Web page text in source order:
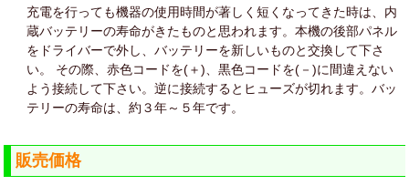
充電を行っても機器の使用時間が著しく短くなってきた時は、内
蔵バッテリーの寿命がきたものと思われます。本機の後部パネル
をドライバーで外し、バッテリーを新しいものと交換して下さ
い。 その際、赤色コードを(＋)、黒色コードを(－)に間違えない
よう接続して下さい。逆に接続するとヒューズが切れます。バッ
テリーの寿命は、約３年～５年です。
販売価格